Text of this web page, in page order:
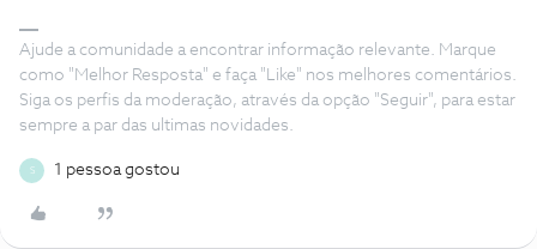
Ajude a comunidade a encontrar informação relevante. Marque
como "Melhor Resposta" e faça "Like" nos melhores comentários.
Siga os perfis da moderação, através da opção "Seguir", para estar
sempre a par das ultimas novidades.
S 1 pessoa gostou